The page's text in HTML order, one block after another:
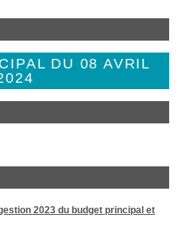
DU 08 AVRIL
2023 du budget principal et